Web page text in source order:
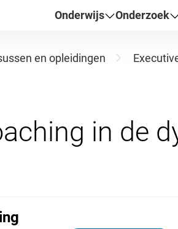
Onderwijs Onderzoek
en opleidingen